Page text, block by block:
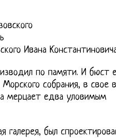
Ивана
по памяти. И бюст
собрания, в свое
мерцает едва уловимым
галерея, был